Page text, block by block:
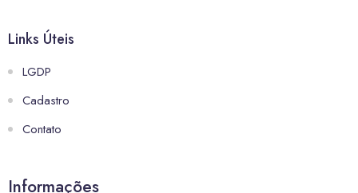
Links Úteis
LGDP
Cadastro
Contato
Informações